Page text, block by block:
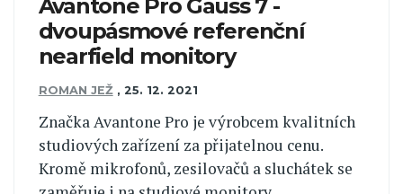
Avantone Pro Gauss 7 -
dvoupásmové referenční
nearfield monitory
ROMAN JEŽ , 25. 12. 2021
Značka Avantone Pro je výrobcem kvalitních
studiových zařízení za přijatelnou cenu.
Kromě mikrofonů, zesilovačů a sluchátek se